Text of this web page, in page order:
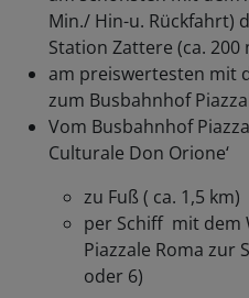
Min./ Hin-u. Rückfahrt)
Station Zattere (ca. 200
am preiswertesten mit
zum Busbahnhof
Vom Busbahnhof
Culturale Don Orione‘
zu Fuß ( ca. 1,5 km)
per Schiff mit dem
Piazzale Roma zur
oder 6)